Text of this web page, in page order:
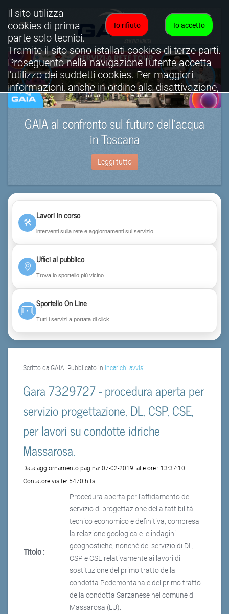
GAIA al confronto sul futuro dell’acqua
in Toscana
Leggi tutto
🛠
Lavori in corso
interventi sulla rete e aggiornamenti sul servizio
Uffici al pubblico
Trova lo sportello più vicino
Sportello On Line
Tutti i servizi a portata di click
Scritto da GAIA. Pubblicato in Incarichi avvisi
Gara 7329727 - procedura aperta per
servizio progettazione, DL, CSP, CSE,
per lavori su condotte idriche
Massarosa.
Data aggiornamento pagina: 07-02-2019 alle ore : 13:37:10
Contatore visite: 5470 hits
Titolo :
Procedura aperta per l’affidamento del
servizio di progettazione della fattibilità
tecnico economico e definitiva, compresa
la relazione geologica e le indagini
geognostiche, nonché del servizio di DL,
CSP e CSE relativamente ai lavori di
sostituzione del primo tratto della
condotta Pedemontana e del primo tratto
della condotta Sarzanese nel comune di
Massarosa (LU).
Io accetto
Io rifiuto
Il sito utilizza
cookies di prima
parte solo tecnici.
Tramite il sito sono istallati cookies di terze parti.
Proseguento nella navigazione l'utente accetta
l'utilizzo dei suddetti cookies. Per maggiori
informazioni, anche in ordine alla disattivazione,
è possibile consultare l'informativa cookies
completa.
Visualizza informativa completa.